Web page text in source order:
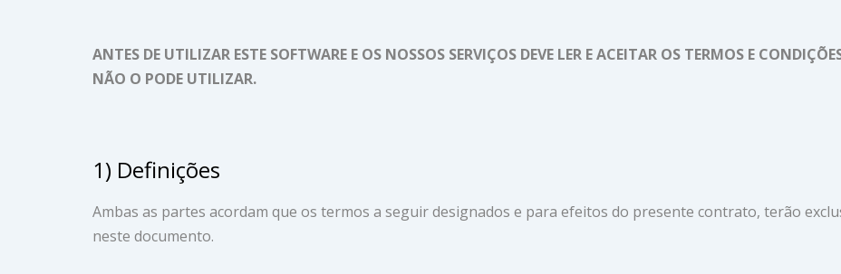
ANTES DE UTILIZAR ESTE SOFTWARE E OS NOSSOS SERVIÇOS DEVE LER E ACEITAR OS TERMOS E
NÃO O PODE UTILIZAR.
1) Definições
Ambas as partes acordam que os termos a seguir designados e para efeitos do presente contrato, terão
neste documento.